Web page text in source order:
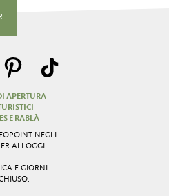
APERTURA
E RABLÀ
NEGLI
ALLOGGI
E GIORNI